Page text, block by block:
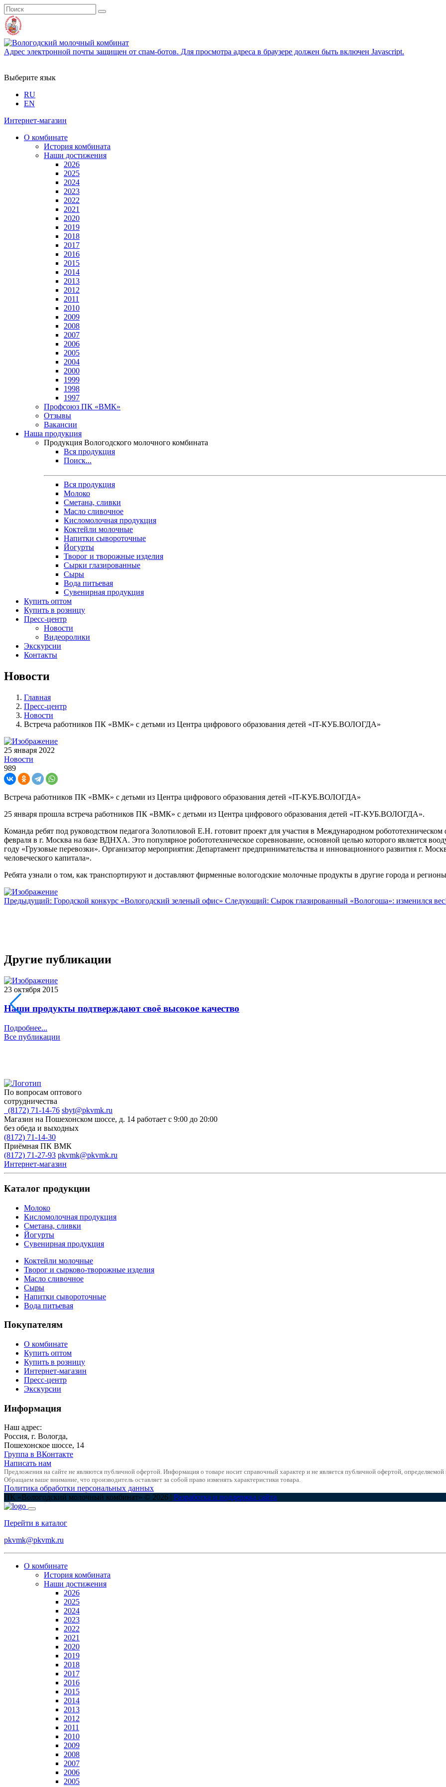
Адрес электронной почты защищен от спам-ботов. Для просмотра адреса в браузере должен быть включен Javascript.
Выберите язык
RU
EN
Интернет-магазин
О комбинате
История комбината
Наши достижения
2026
2025
2024
2023
2022
2021
2020
2019
2018
2017
2016
2015
2014
2013
2012
2011
2010
2009
2008
2007
2006
2005
2004
2000
1999
1998
1997
Профсоюз ПК «ВМК»
Отзывы
Вакансии
Наша продукция
Продукция Вологодского молочного комбината
Вся продукция
Поиск...
Вся продукция
Молоко
Сметана, сливки
Масло сливочное
Кисломолочная продукция
Коктейли молочные
Напитки сывороточные
Йогурты
Творог и творожные изделия
Сырки глазированные
Сыры
Вода питьевая
Сувенирная продукция
Купить оптом
Купить в розницу
Пресс-центр
Новости
Видеоролики
Экскурсии
Контакты
Новости
Главная
Пресс-центр
Новости
Встреча работников ПК «ВМК» с детьми из Центра цифрового образования детей «IT-КУБ.ВОЛОГДА»
25 января 2022
Новости
989
Встреча работников ПК «ВМК» с детьми из Центра цифрового образования детей «IT-КУБ.ВОЛОГДА»
25 января прошла встреча работников ПК «ВМК» с детьми из Центра цифрового образования детей «IT-КУБ.ВОЛОГДА».
Команда ребят под руководством педагога Золотиловой Е.Н. готовит проект для участия в Международном робототехническом
февраля в г. Москва на базе ВДНХА. Это популярное робототехническое соревнование, основной целью которого является
году «Грузовые перевозки». Организатор мероприятия: Департамент предпринимательства и инновационного развития г.
человеческого капитала».
Ребята узнали о том, как транспортируют и доставляют фирменные вологодские молочные продукты в другие города и
Предыдущий: Городской конкурс «Вологодский зеленый офис» Следующий: Сырок глазированный «Вологоша»: изменился
Другие публикации
23 октября 2015
Наши продукты подтверждают своё высокое качество
Подробнее...
Все публикации
По вопросам оптового
сотрудничества
(8172) 71-14-76 sbyt@pkvmk.ru
Магазин на Пошехонском шоссе, д. 14 работает с 9:00 до 20:00
без обеда и выходных
(8172) 71-14-30
Приёмная ПК ВМК
(8172) 71-27-93 pkvmk@pkvmk.ru
Интернет-магазин
Каталог продукции
Молоко
Кисломолочная продукция
Сметана, сливки
Йогурты
Сувенирная продукция
Коктейли молочные
Творог и сырково-творожные изделия
Масло сливочное
Сыры
Напитки сывороточные
Вода питьевая
Покупателям
О комбинате
Купить оптом
Купить в розницу
Интернет-магазин
Пресс-центр
Экскурсии
Информация
Наш адрес:
Россия, г. Вологда,
Пошехонское шоссе, 14
Группа в ВКонтакте
Написать нам
Предложения на сайте не являются публичной офертой. Информация о товаре носит справочный характер и не является публичной офертой,
Обращаем ваше внимание, что производитель оставляет за собой право изменять характеристики товара.
Политика обработки персональных данных
ПК «Вологодский молочный комбинат» © 2026 | Разработка и поддержка сайта
Перейти в каталог
pkvmk@pkvmk.ru
О комбинате
История комбината
Наши достижения
2026
2025
2024
2023
2022
2021
2020
2019
2018
2017
2016
2015
2014
2013
2012
2011
2010
2009
2008
2007
2006
2005